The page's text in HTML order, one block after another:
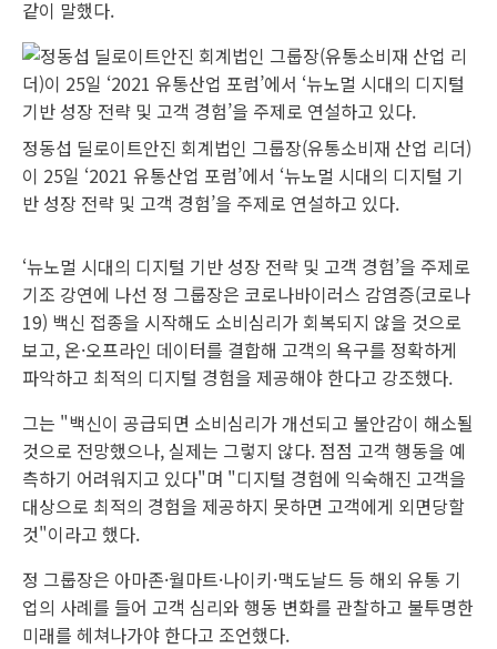
같이 말했다.
정동섭 딜로이트안진 회계법인 그룹장(유통소비재 산업 리더)
이 25일 ‘2021 유통산업 포럼’에서 ‘뉴노멀 시대의 디지털 기
반 성장 전략 및 고객 경험’을 주제로 연설하고 있다.
‘뉴노멀 시대의 디지털 기반 성장 전략 및 고객 경험’을 주제로
기조 강연에 나선 정 그룹장은 코로나바이러스 감염증(코로나
19) 백신 접종을 시작해도 소비심리가 회복되지 않을 것으로
보고, 온·오프라인 데이터를 결합해 고객의 욕구를 정확하게
파악하고 최적의 디지털 경험을 제공해야 한다고 강조했다.
그는 "백신이 공급되면 소비심리가 개선되고 불안감이 해소될
것으로 전망했으나, 실제는 그렇지 않다. 점점 고객 행동을 예
측하기 어려워지고 있다"며 "디지털 경험에 익숙해진 고객을
대상으로 최적의 경험을 제공하지 못하면 고객에게 외면당할
것"이라고 했다.
정 그룹장은 아마존·월마트·나이키·맥도날드 등 해외 유통 기
업의 사례를 들어 고객 심리와 행동 변화를 관찰하고 불투명한
미래를 헤쳐나가야 한다고 조언했다.